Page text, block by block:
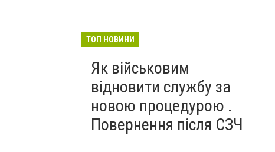
ТОП НОВИНИ
Як військовим
відновити службу за
новою процедурою .
Повернення після СЗЧ